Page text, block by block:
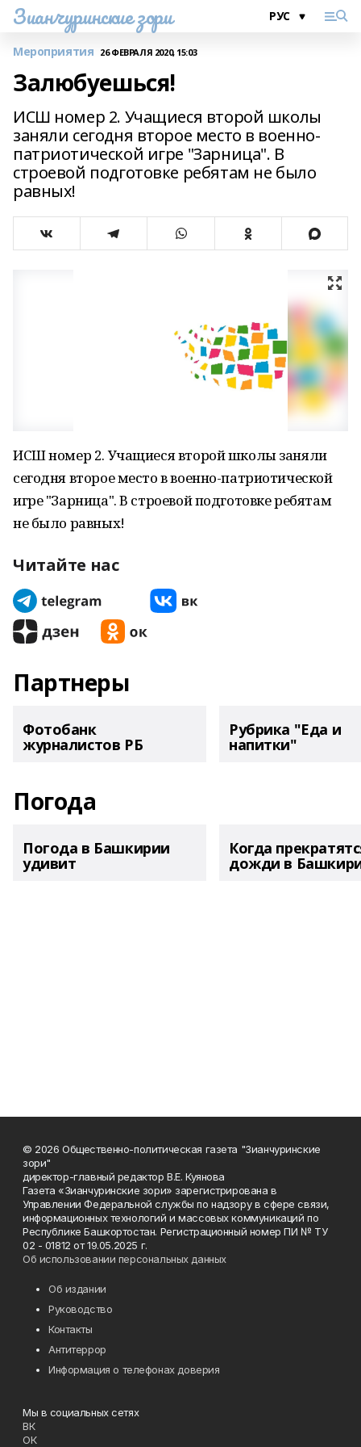
Зианчуринские зори
Мероприятия 26 ФЕВРАЛЯ 2020, 15:03
Залюбуешься!
ИСШ номер 2. Учащиеся второй школы
заняли сегодня второе место в военно-
патриотической игре "Зарница". В
строевой подготовке ребятам не было
равных!
ИСШ номер 2. Учащиеся второй школы заняли
сегодня второе место в военно-патриотической
игре "Зарница". В строевой подготовке ребятам
не было равных!
Читайте нас
Партнеры
Фотобанк
журналистов РБ
Рубрика "Еда и
напитки"
Погода
Погода в Башкирии
удивит
Когда
дожди в
© 2026 Общественно-политическая газета "Зианчуринские
зори"
директор-главный редактор В.Е. Куянова
Газета «Зианчуринские зори» зарегистрирована в
Управлении Федеральной службы по надзору в сфере связи,
информационных технологий и массовых коммуникаций по
Республике Башкортостан. Регистрационный номер ПИ № ТУ
02 - 01812 от 19.05.2025 г.
Об использовании персональных данных
Об издании
Руководство
Контакты
Антитеррор
Информация о телефонах доверия
Мы в социальных сетях
ВК
ОК